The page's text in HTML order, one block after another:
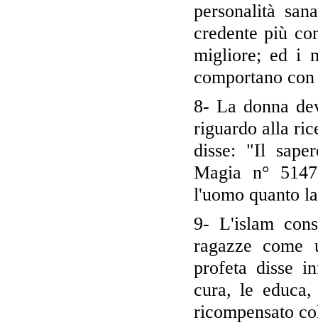
personalità
credente più
migliore; ed i
comportano
8- La donna
riguardo alla
disse: "Il
Magia n°
l'uomo quanto
9- L'islam
ragazze
profeta disse
cura, le educa,
ricompensato